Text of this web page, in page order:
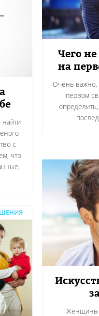
Чего
на
Очень важно,
первом
найти
с
что
Женщины